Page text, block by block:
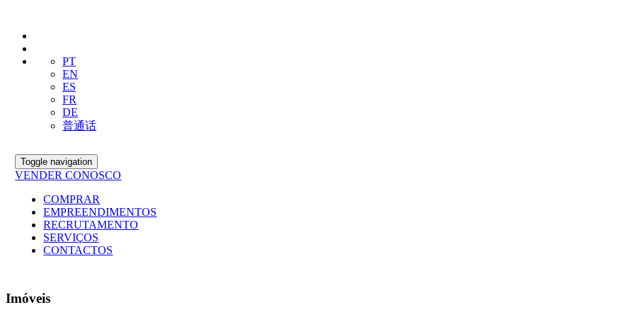
PT
EN
ES
FR
DE
普通话
Toggle navigation
VENDER CONOSCO
COMPRAR
EMPREENDIMENTOS
RECRUTAMENTO
SERVIÇOS
CONTACTOS
Imóveis